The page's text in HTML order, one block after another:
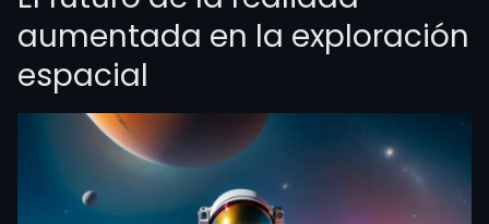
aumentada en la exploración
espacial